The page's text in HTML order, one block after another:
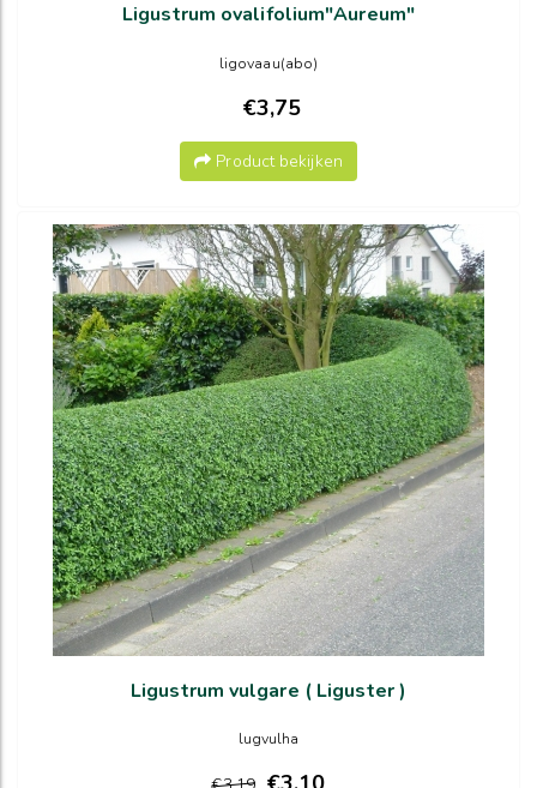
Ligustrum ovalifolium"Aureum"
ligovaau(abo)
€3,75
Product bekijken
Ligustrum vulgare ( Liguster )
lugvulha